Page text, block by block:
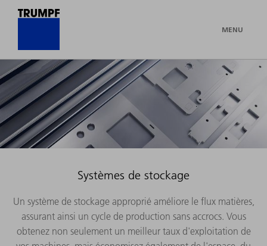
MENU
Systèmes de stockage
Un système de stockage approprié améliore le flux matières,
assurant ainsi un cycle de production sans accrocs. Vous
obtenez non seulement un meilleur taux d'exploitation de